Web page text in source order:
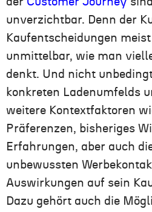
unverzichtbar. Denn der
Kaufentscheidungen
unmittelbar, wie man
denkt. Und nicht
konkreten Ladenumfelds
weitere Kontextfaktoren
Präferenzen, bisheriges
Erfahrungen, aber auch
unbewussten
Auswirkungen auf sein
Dazu gehört auch die